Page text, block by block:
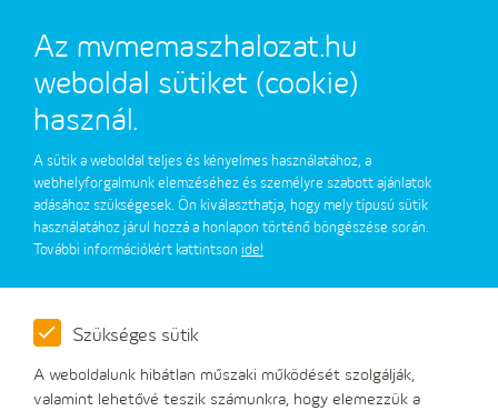
Általános információk
beszállítóknak
ahttps://mvm.hu/hu-
Az mvmemaszhalozat.hu
weboldal sütiket (cookie)
használ.
A sütik a weboldal teljes és kényelmes használatához, a
webhelyforgalmunk elemzéséhez és személyre szabott ajánlatok
adásához szükségesek. Ön kiválaszthatja, hogy mely típusú sütik
használatához járul hozzá a honlapon történő böngészése során.
További információkért kattintson ide!
Szükséges sütik
A weboldalunk hibátlan műszaki működését szolgálják,
valamint lehetővé teszik számunkra, hogy elemezzük a